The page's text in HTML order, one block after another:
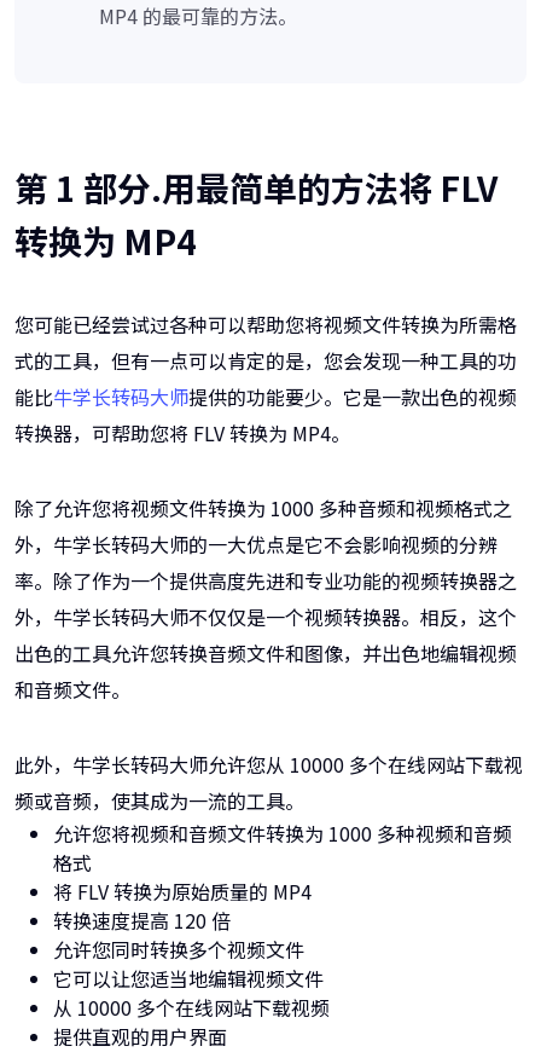
MP4 的最可靠的方法。
第 1 部分.用最简单的方法将 FLV
转换为 MP4
您可能已经尝试过各种可以帮助您将视频文件转换为所需格
式的工具，但有一点可以肯定的是，您会发现一种工具的功
能比牛学长转码大师提供的功能要少。它是一款出色的视频
转换器，可帮助您将 FLV 转换为 MP4。
除了允许您将视频文件转换为 1000 多种音频和视频格式之
外，牛学长转码大师的一大优点是它不会影响视频的分辨
率。除了作为一个提供高度先进和专业功能的视频转换器之
外，牛学长转码大师不仅仅是一个视频转换器。相反，这个
出色的工具允许您转换音频文件和图像，并出色地编辑视频
和音频文件。
此外，牛学长转码大师允许您从 10000 多个在线网站下载视
频或音频，使其成为一流的工具。
允许您将视频和音频文件转换为 1000 多种视频和音频
格式
将 FLV 转换为原始质量的 MP4
转换速度提高 120 倍
允许您同时转换多个视频文件
它可以让您适当地编辑视频文件
从 10000 多个在线网站下载视频
提供直观的用户界面